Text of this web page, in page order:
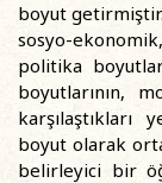
boyut
sosyo-
politika
boyutlarının,
boyut olarak
belirleyici bir